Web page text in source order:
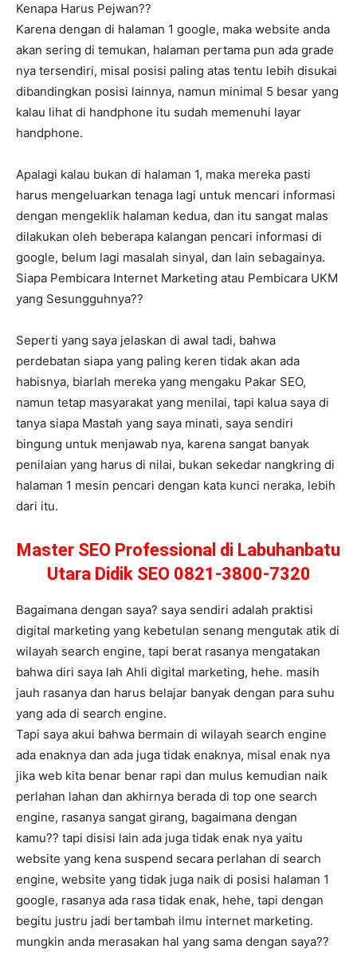
Kenapa Harus Pejwan??
Karena dengan di halaman 1 google, maka website anda
akan sering di temukan, halaman pertama pun ada grade
nya tersendiri, misal posisi paling atas tentu lebih disukai
dibandingkan posisi lainnya, namun minimal 5 besar yang
kalau lihat di handphone itu sudah memenuhi layar
handphone.
Apalagi kalau bukan di halaman 1, maka mereka pasti
harus mengeluarkan tenaga lagi untuk mencari informasi
dengan mengeklik halaman kedua, dan itu sangat malas
dilakukan oleh beberapa kalangan pencari informasi di
google, belum lagi masalah sinyal, dan lain sebagainya.
Siapa Pembicara Internet Marketing atau Pembicara UKM
yang Sesungguhnya??
Seperti yang saya jelaskan di awal tadi, bahwa
perdebatan siapa yang paling keren tidak akan ada
habisnya, biarlah mereka yang mengaku Pakar SEO,
namun tetap masyarakat yang menilai, tapi kalua saya di
tanya siapa Mastah yang saya minati, saya sendiri
bingung untuk menjawab nya, karena sangat banyak
penilaian yang harus di nilai, bukan sekedar nangkring di
halaman 1 mesin pencari dengan kata kunci neraka, lebih
dari itu.
Master SEO Professional di Labuhanbatu
Utara Didik SEO 0821-3800-7320
Bagaimana dengan saya? saya sendiri adalah praktisi
digital marketing yang kebetulan senang mengutak atik di
wilayah search engine, tapi berat rasanya mengatakan
bahwa diri saya lah Ahli digital marketing, hehe. masih
jauh rasanya dan harus belajar banyak dengan para suhu
yang ada di search engine.
Tapi saya akui bahwa bermain di wilayah search engine
ada enaknya dan ada juga tidak enaknya, misal enak nya
jika web kita benar benar rapi dan mulus kemudian naik
perlahan lahan dan akhirnya berada di top one search
engine, rasanya sangat girang, bagaimana dengan
kamu?? tapi disisi lain ada juga tidak enak nya yaitu
website yang kena suspend secara perlahan di search
engine, website yang tidak juga naik di posisi halaman 1
google, rasanya ada rasa tidak enak, hehe, tapi dengan
begitu justru jadi bertambah ilmu internet marketing.
mungkin anda merasakan hal yang sama dengan saya??